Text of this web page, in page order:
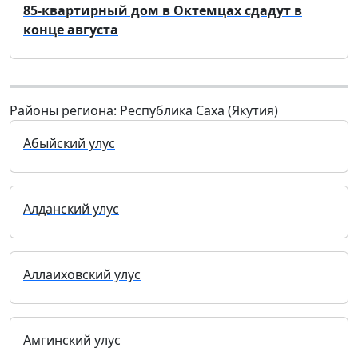
85-квартирный дом в Октемцах сдадут в
конце августа
Районы региона: Республика Саха (Якутия)
Абыйский улус
Алданский улус
Аллаиховский улус
Амгинский улус